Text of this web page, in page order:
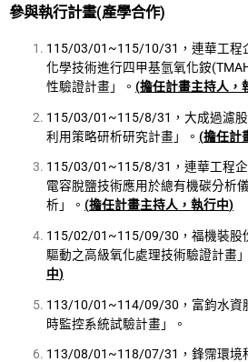
參與執行計畫(產學合作)
115/03/01~115/10/31，連華工程
化學技術進行四甲基氫氧化銨
性驗證計畫」。(擔任計畫主持人，
115/03/01~115/8/31，大成過濾
利用策略研析研究計畫」。(擔任計
115/03/01~115/8/31，連華工程
電容脫鹽技術應用於總有機碳分析
析」。(擔任計畫主持人，執行中)
115/02/01~115/09/30，福機裝股
驅動之高級氧化處理技術驗證計畫
中)
113/10/01~114/09/30，富鈞水資
時監控系統試驗計畫」。
113/08/01~118/07/31，鋒霈環境